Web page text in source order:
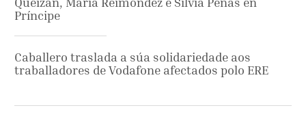
Príncipe
Caballero traslada a súa solidariedade aos
traballadores de Vodafone afectados polo ERE